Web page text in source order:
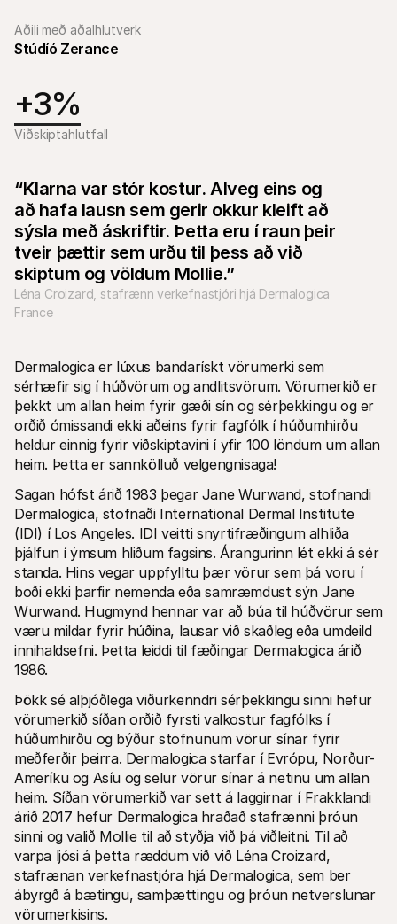
Tæknilegar auðlindir
Raðh გუნna
Sameinaðu Mollie við bókasöfn tilbúin til notkunar
Discord samfélag
Taktu þátt í forritarasamfélagi okkar
Um Mollie
Verðlag
Skoðaðu verðskrá okkar
Um okkur
Lærðu meira um sögu okkar og gildi
Fréttir
Komdu að vinna með okkur – við
erum að ráða!
Hafa samband
Fyrir kaupendur
Fáðu að vita hvers vegna Mollie er á bankayfirlitinu þínu
Fyrir Mollie viðskiptavini
Hafðu samband við þjónustuverið okkar
Hafðu samband við söludeild
+3%
Viðskiptahlutfall
“Klarna var stór kostur. Alveg eins og
að hafa lausn sem gerir okkur kleift að
sýsla með áskriftir. Þetta eru í raun þeir
tveir þættir sem urðu til þess að við
skiptum og völdum Mollie.”
Léna Croizard, stafrænn verkefnastjóri hjá Dermalogica
France
Dermalogica er lúxus bandarískt vörumerki sem
sérhæfir sig í húðvörum og andlitsvörum. Vörumerkið er
þekkt um allan heim fyrir gæði sín og sérþekkingu og er
orðið ómissandi ekki aðeins fyrir fagfólk í húðumhirðu
heldur einnig fyrir viðskiptavini í yfir 100 löndum um allan
heim. Þetta er sannkölluð velgengnisaga!
Sagan hófst árið 1983 þegar Jane Wurwand, stofnandi
Dermalogica, stofnaði International Dermal Institute
(IDI) í Los Angeles. IDI veitti snyrtifræðingum alhliða
þjálfun í ýmsum hliðum fagsins. Árangurinn lét ekki á sér
standa. Hins vegar uppfylltu þær vörur sem þá voru í
boði ekki þarfir nemenda eða samræmdust sýn Jane
Wurwand. Hugmynd hennar var að búa til húðvörur sem
væru mildar fyrir húðina, lausar við skaðleg eða umdeild
innihaldsefni. Þetta leiddi til fæðingar Dermalogica árið
1986.
Þökk sé alþjóðlega viðurkenndri sérþekkingu sinni hefur
vörumerkið síðan orðið fyrsti valkostur fagfólks í
húðumhirðu og býður stofnunum vörur sínar fyrir
meðferðir þeirra. Dermalogica starfar í Evrópu, Norður-
Ameríku og Asíu og selur vörur sínar á netinu um allan
heim. Síðan vörumerkið var sett á laggirnar í Frakklandi
árið 2017 hefur Dermalogica hraðað stafrænni þróun
sinni og valið Mollie til að styðja við þá viðleitni. Til að
varpa ljósi á þetta ræddum við við Léna Croizard,
stafrænan verkefnastjóra hjá Dermalogica, sem ber
ábyrgð á bætingu, samþættingu og þróun netverslunar
vörumerkisins.
Aðili með aðalhlutverk
Stúdíó Zerance